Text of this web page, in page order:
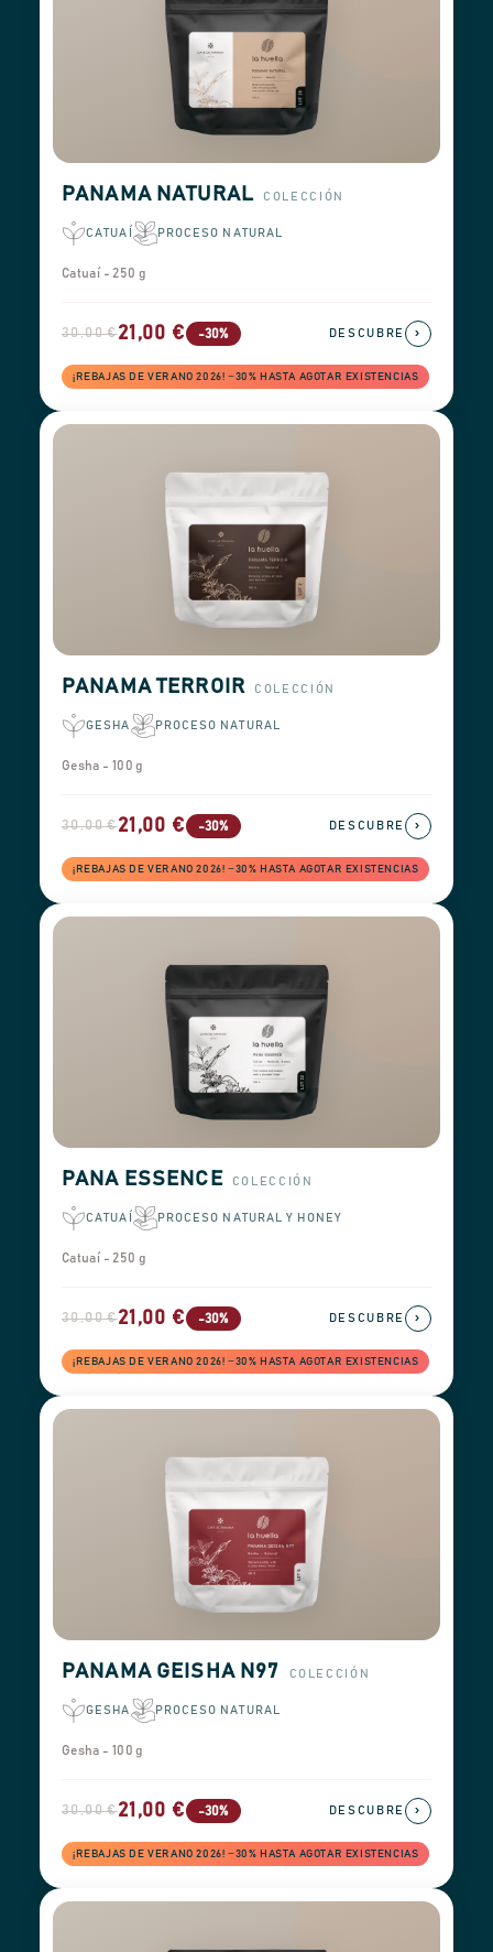
PANAMA NATURAL COLECCIÓN
CATUAÍ PROCESO NATURAL
Catuaí - 250 g
30,00 €21,00 € -30%
¡REBAJAS DE VERANO 2026! −30% HASTA AGOTAR EXISTENCIAS
DESCUBRE ›
PANAMA TERROIR COLECCIÓN
GESHA PROCESO NATURAL
Gesha - 100 g
30,00 €21,00 € -30%
¡REBAJAS DE VERANO 2026! −30% HASTA AGOTAR EXISTENCIAS
DESCUBRE ›
PANA ESSENCE COLECCIÓN
CATUAÍ PROCESO NATURAL Y HONEY
Catuaí - 250 g
30,00 €21,00 € -30%
¡REBAJAS DE VERANO 2026! −30% HASTA AGOTAR EXISTENCIAS
DESCUBRE ›
PANAMA GEISHA N97 COLECCIÓN
GESHA PROCESO NATURAL
Gesha - 100 g
30,00 €21,00 € -30%
¡REBAJAS DE VERANO 2026! −30% HASTA AGOTAR EXISTENCIAS
DESCUBRE ›